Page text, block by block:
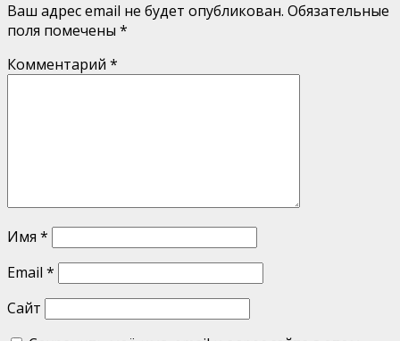
Ваш адрес email не будет опубликован. Обязательные
поля помечены *
Комментарий *
Имя *
Email *
Сайт